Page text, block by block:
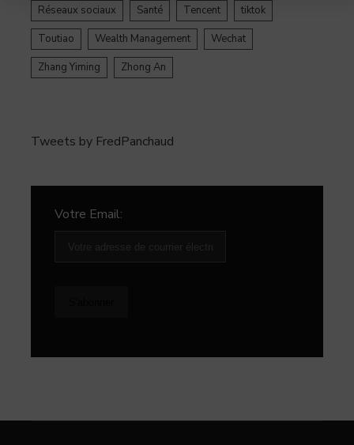
Réseaux sociaux
Santé Tencent
tiktok
Toutiao
Wealth Management
Wechat
Zhang Yiming
Zhong An
Tweets by FredPanchaud
Votre Email: